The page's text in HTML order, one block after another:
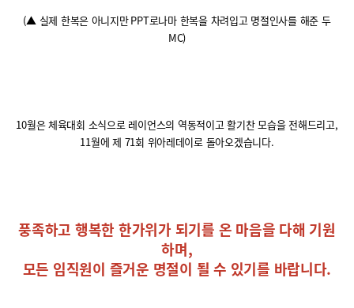
(▲ 실제 한복은 아니지만PPT로나마 한복을 차려입고 명절인사를 해준 두
MC)
10월은 체육대회 소식으로 레이언스의 역동적이고 활기찬 모습을 전해드리고,
11월에 제 71회 위아레데이로 돌아오겠습니다.
풍족하고 행복한 한가위가 되기를 온 마음을 다해 기원
하며,
모든 임직원이 즐거운 명절이 될 수 있기를 바랍니다.